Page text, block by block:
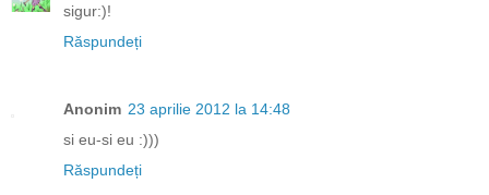
sigur:)!
Răspundeți
Anonim 23 aprilie 2012 la 14:48
si eu-si eu :)))
Răspundeți